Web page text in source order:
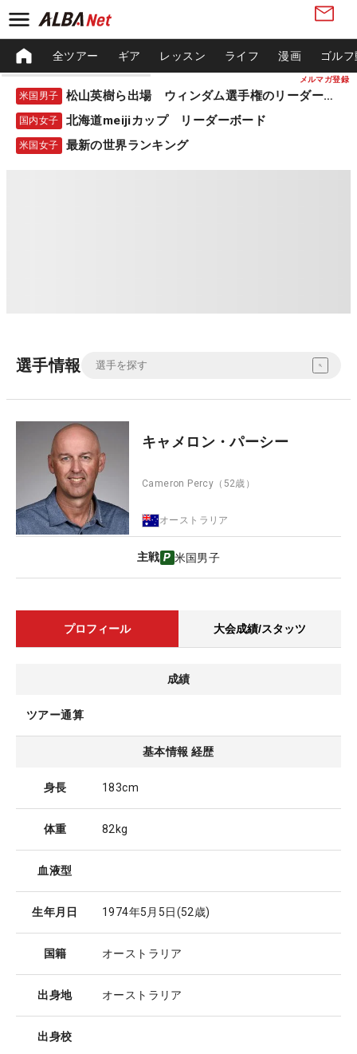
メルマガ登録
全ツアー ギア レッスン ライフ 漫画 ゴル
米国男子 松山英樹ら出場 ウィンダム選手権のリーダーボード
国内女子 北海道meijiカップ リーダーボード
米国女子 最新の世界ランキング
選手情報
キャメロン・パーシー
Cameron Percy （52歳）
オーストラリア
主戦 米国男子
プロフィール 大会成績/スタッツ
成績
ツアー通算
基本情報 経歴
身長 183cm
体重 82kg
血液型
生年月日 1974年5月5日(52歳)
国籍 オーストラリア
出身地 オーストラリア
出身校